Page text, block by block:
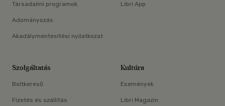
Társadalmi programok
Adományozás
Akadálymentesítési nyilatkozat
Libri App
Szolgáltatás
Boltkereső
Fizetés és szállítás
Kultúra
Események
Libri Magazin